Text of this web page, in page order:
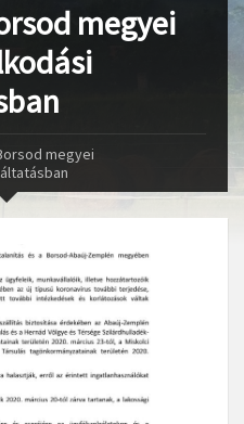
megyei
megyei